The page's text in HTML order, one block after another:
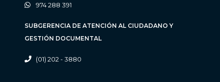
974 288 391
SUBGERENCIA DE ATENCIÓN AL CIUDADANO Y
GESTIÓN DOCUMENTAL
(01) 202 - 3880